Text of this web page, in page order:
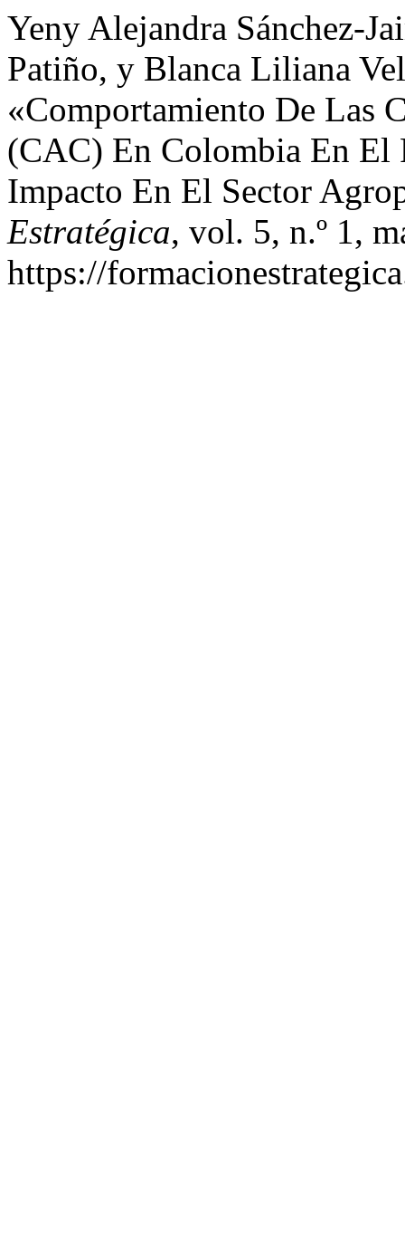
Yeny Alejandra Sánchez-
Patiño, y Blanca Liliana
«Comportamiento De Las
(CAC) En Colombia En El
Impacto En El Sector
Estratégica, vol. 5, n.º 1,
https://